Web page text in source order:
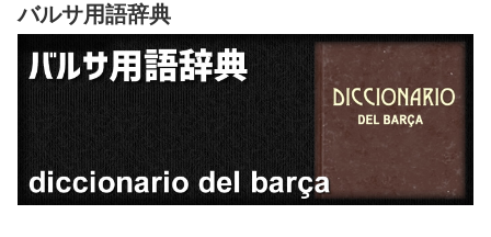
バルサ用語辞典